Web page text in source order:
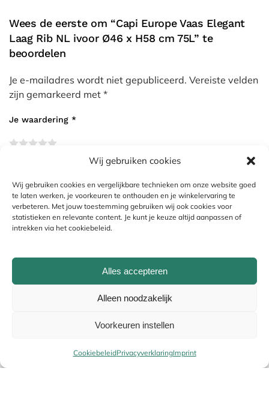
Wij gebruiken cookies
Wij gebruiken cookies en vergelijkbare technieken om onze website goed
te laten werken, je voorkeuren te onthouden en je winkelervaring te
verbeteren. Met jouw toestemming gebruiken wij ook cookies voor
statistieken en relevante content. Je kunt je keuze altijd aanpassen of
intrekken via het cookiebeleid.
Alles accepteren
Alleen noodzakelijk
Voorkeuren instellen
CookiebeleidPrivacyverklaringImprint
Wees de eerste om “Capi Europe Vaas Elegant
Laag Rib NL ivoor Ø46 x H58 cm 75L” te
beoordelen
Je e-mailadres wordt niet gepubliceerd. Vereiste velden
zijn gemarkeerd met *
Je waardering *